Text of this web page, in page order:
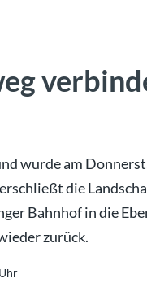
wurde am
die
Bahnhof in die
zurück.